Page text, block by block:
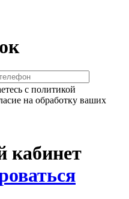
с политикой
на обработку ваших
кабинет